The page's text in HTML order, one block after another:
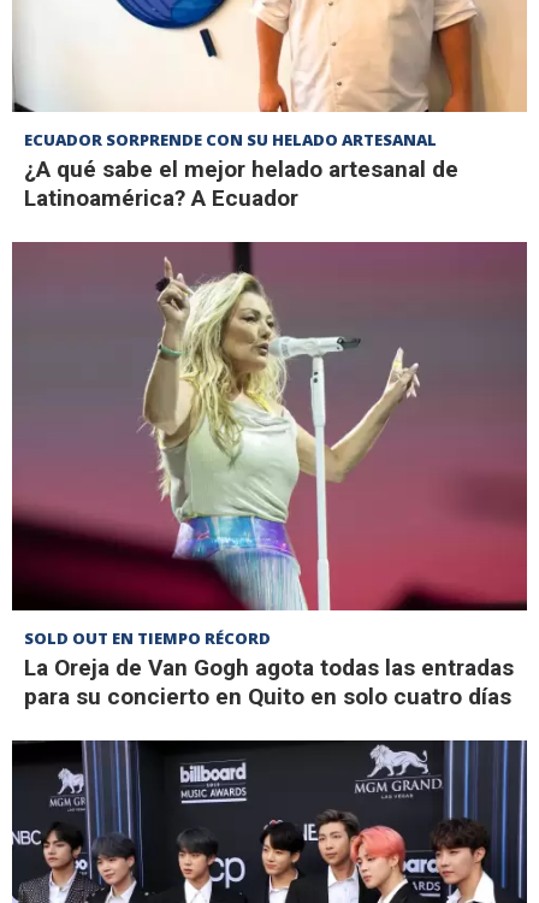
ECUADOR SORPRENDE CON SU HELADO ARTESANAL
¿A qué sabe el mejor helado artesanal de
Latinoamérica? A Ecuador
SOLD OUT EN TIEMPO RÉCORD
La Oreja de Van Gogh agota todas las entradas
para su concierto en Quito en solo cuatro días